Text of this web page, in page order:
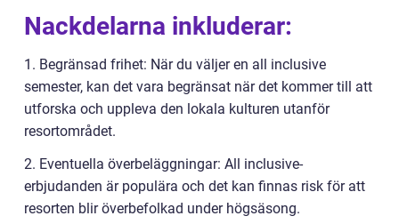
Nackdelarna inkluderar:
1. Begränsad frihet: När du väljer en all inclusive
semester, kan det vara begränsat när det kommer till att
utforska och uppleva den lokala kulturen utanför
resortområdet.
2. Eventuella överbeläggningar: All inclusive-
erbjudanden är populära och det kan finnas risk för att
resorten blir överbefolkad under högsäsong.